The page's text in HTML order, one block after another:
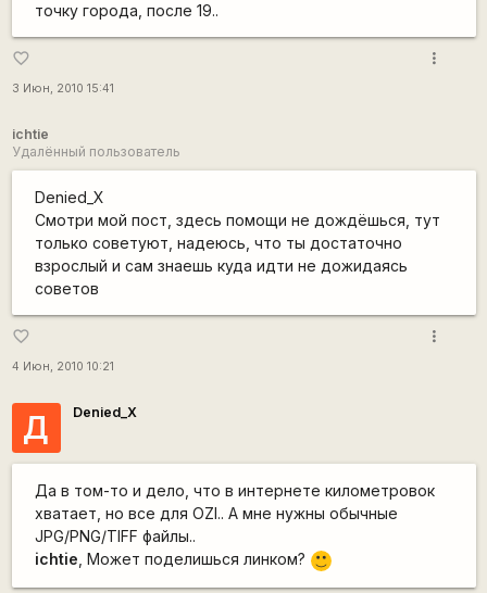
точку города, после 19..
favorite_border
3 Июн, 2010 15:41
more_vert
ichtie
Удалённый пользователь
Denied_X
Смотри мой пост, здесь помощи не дождёшься, тут
только советуют, надеюсь, что ты достаточно
взрослый и сам знаешь куда идти не дожидаясь
советов
favorite_border
4 Июн, 2010 10:21
more_vert
Д Denied_X
Да в том-то и дело, что в интернете километровок
хватает, но все для OZI.. А мне нужны обычные
JPG/PNG/TIFF файлы..
ichtie , Может поделишься линком? :)